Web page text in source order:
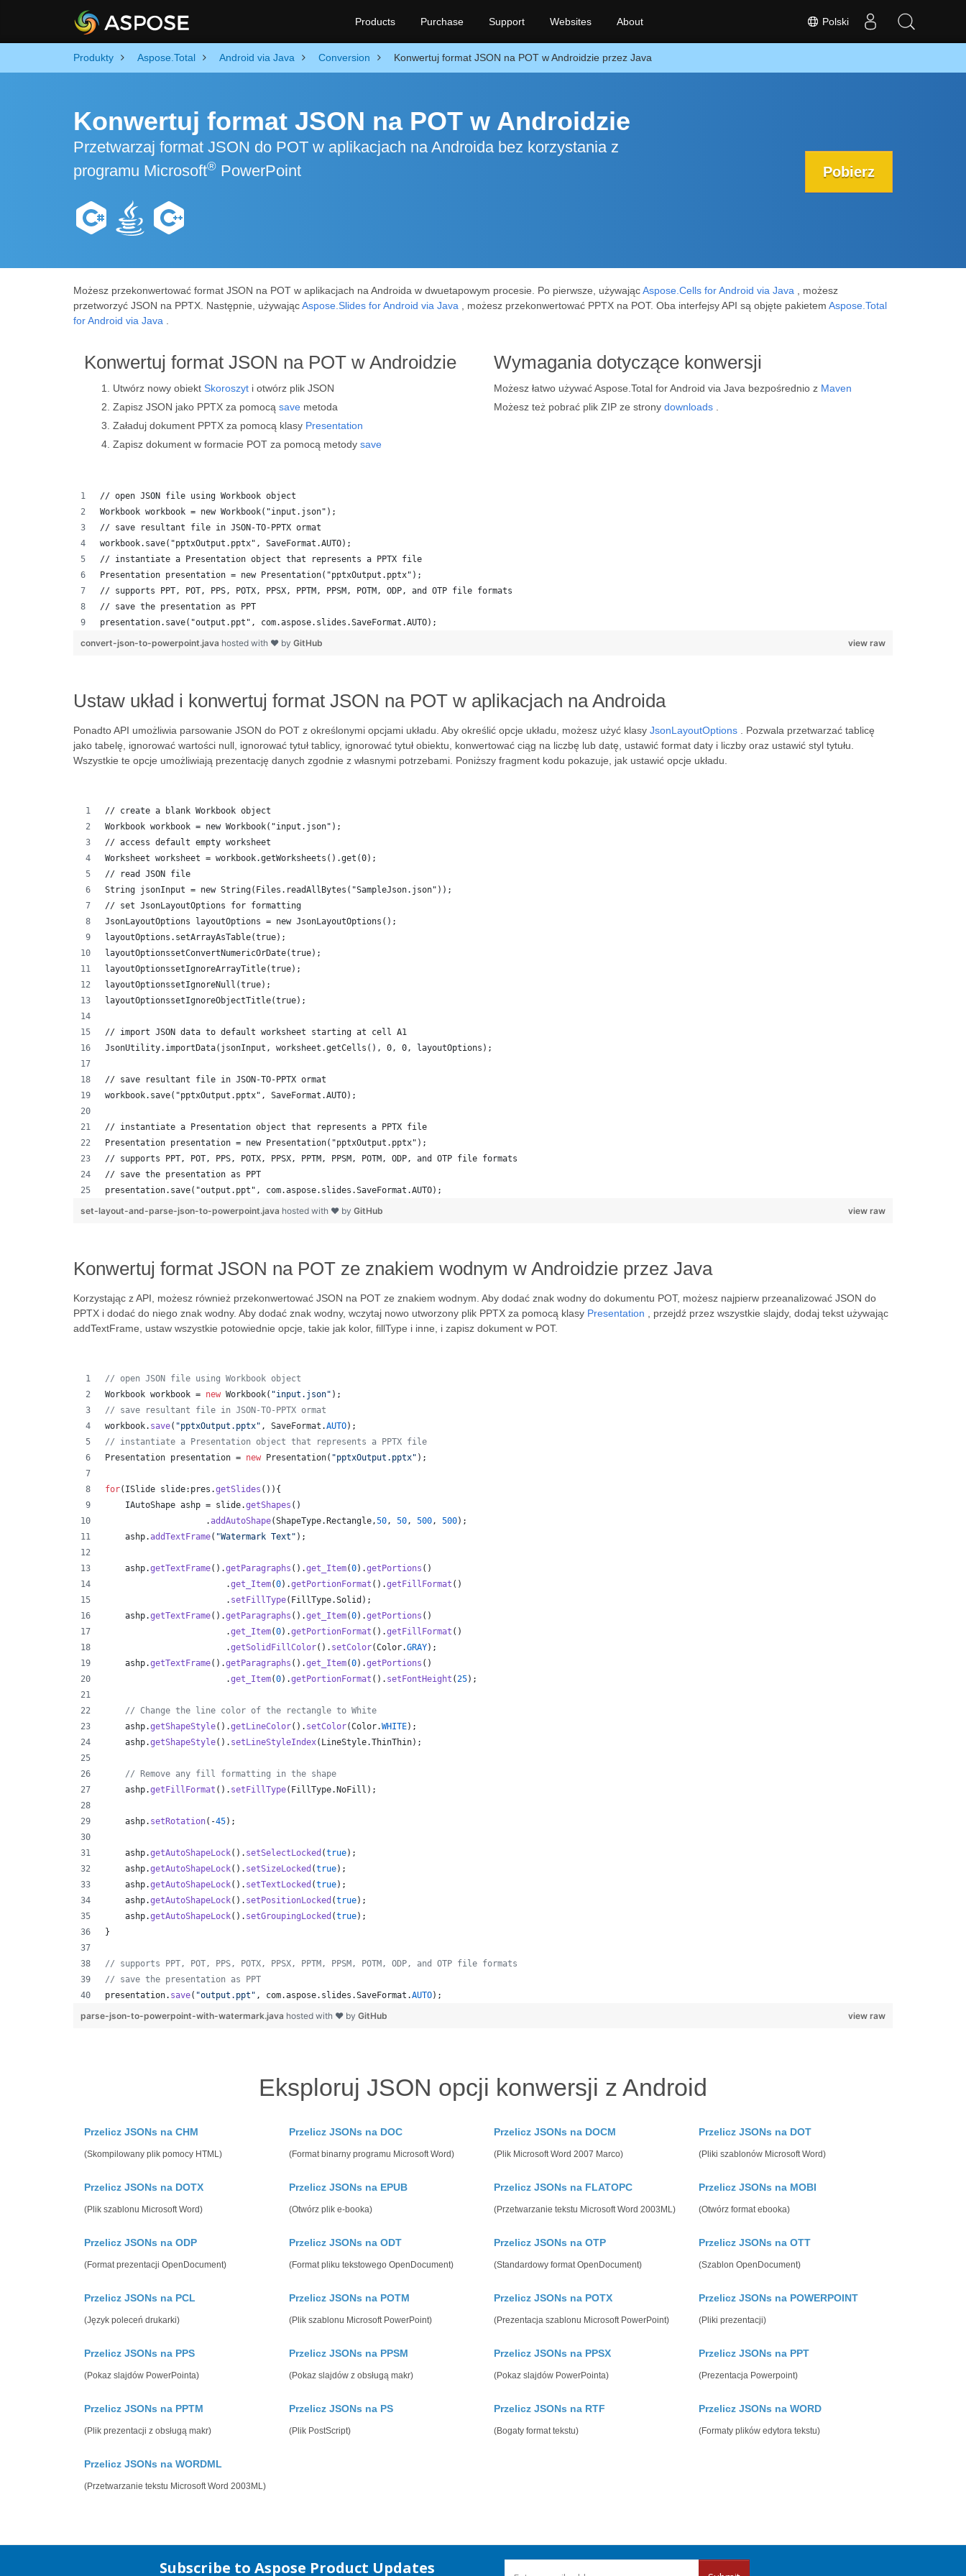
Polski
Products Purchase Support Websites About
Produkty Aspose.Total Android via Java Conversion Konwertuj format JSON na POT w Androidzie przez Java
Konwertuj format JSON na POT w Androidzie
Przetwarzaj format JSON do POT w aplikacjach na Androida bez korzystania z
programu Microsoft® PowerPoint Pobierz
Możesz przekonwertować format JSON na POT w aplikacjach na Androida w dwuetapowym procesie. Po pierwsze, używającAspose.Cells for Android via Java , możesz
przetworzyć JSON na PPTX. Następnie, używającAspose.Slides for Android via Java , możesz przekonwertować PPTX na POT. Oba interfejsy API są objęte pakietem Aspose.Total
for Android via Java
Konwertuj format JSON na POT w Androidzie
Utwórz nowy obiekt Skoroszyt i otwórz plik JSON
Zapisz JSON jako PPTX za pomocą save metoda
Załaduj dokument PPTX za pomocą klasy Presentation
Zapisz dokument w formacie POT za pomocą metody save
Wymagania dotyczące konwersji
Możesz łatwo używać Aspose.Total for Android via Java bezpośrednio z Maven
Możesz też pobrać plik ZIP ze strony downloads
// open JSON file using Workbook object
Workbook workbook = new Workbook("input.json");
// save resultant file in JSON-TO-PPTX ormat
workbook.save("pptxOutput.pptx", SaveFormat.AUTO);
// instantiate a Presentation object that represents a PPTX file
Presentation presentation = new Presentation("pptxOutput.pptx");
// supports PPT, POT, PPS, POTX, PPSX, PPTM, PPSM, POTM, ODP, and OTP file formats
// save the presentation as PPT
presentation.save("output.ppt", com.aspose.slides.SaveFormat.AUTO);
view raw
convert-json-to-powerpoint.java hosted with ❤ by GitHub
Ustaw układ i konwertuj format JSON na POT w aplikacjach na Androida
Ponadto API umożliwia parsowanie JSON do POT z określonymi opcjami układu. Aby określić opcje układu, możesz użyć klasy JsonLayoutOptions . Pozwala przetwarzać tablicę
jako tabelę, ignorować wartości null, ignorować tytuł tablicy, ignorować tytuł obiektu, konwertować ciąg na liczbę lub datę, ustawić format daty i liczby oraz ustawić styl tytułu.
Wszystkie te opcje umożliwiają prezentację danych zgodnie z własnymi potrzebami. Poniższy fragment kodu pokazuje, jak ustawić opcje układu.
// create a blank Workbook object
Workbook workbook = new Workbook("input.json");
// access default empty worksheet
Worksheet worksheet = workbook.getWorksheets().get(0);
// read JSON file
String jsonInput = new String(Files.readAllBytes("SampleJson.json"));
// set JsonLayoutOptions for formatting
JsonLayoutOptions layoutOptions = new JsonLayoutOptions();
layoutOptions.setArrayAsTable(true);
layoutOptionssetConvertNumericOrDate(true);
layoutOptionssetIgnoreArrayTitle(true);
layoutOptionssetIgnoreNull(true);
layoutOptionssetIgnoreObjectTitle(true);
// import JSON data to default worksheet starting at cell A1
JsonUtility.importData(jsonInput, worksheet.getCells(), 0, 0, layoutOptions);
// save resultant file in JSON-TO-PPTX ormat
workbook.save("pptxOutput.pptx", SaveFormat.AUTO);
// instantiate a Presentation object that represents a PPTX file
Presentation presentation = new Presentation("pptxOutput.pptx");
// supports PPT, POT, PPS, POTX, PPSX, PPTM, PPSM, POTM, ODP, and OTP file formats
// save the presentation as PPT
presentation.save("output.ppt", com.aspose.slides.SaveFormat.AUTO);
view raw
set-layout-and-parse-json-to-powerpoint.java hosted with ❤ by GitHub
Konwertuj format JSON na POT ze znakiem wodnym w Androidzie przez Java
Korzystając z API, możesz również przekonwertować JSON na POT ze znakiem wodnym. Aby dodać znak wodny do dokumentu POT, możesz najpierw przeanalizować JSON do
PPTX i dodać do niego znak wodny. Aby dodać znak wodny, wczytaj nowo utworzony plik PPTX za pomocą klasy Presentation , przejdź przez wszystkie slajdy, dodaj tekst używając
addTextFrame, ustaw wszystkie potowiednie opcje, takie jak kolor, fillType i inne, i zapisz dokument w POT.
// open JSON file using Workbook object
Workbook workbook = new Workbook( "input.json" );
// save resultant file in JSON-TO-PPTX ormat
workbook. save( "pptxOutput.pptx" , SaveFormat .AUTO);
// instantiate a Presentation object that represents a PPTX file
Presentation presentation = new Presentation( "pptxOutput.pptx" );
for( ISlide slide: pres .getSlides ()){
IAutoShape ashp = slide.getShapes ()
                    .
addAutoShape(ShapeType. Rectangle,50, 50, 500, 500);
ashp.addTextFrame( "Watermark Text" );
ashp.getTextFrame().getParagraphs ().get_Item(0).getPortions ()
                        .
get_Item(0).getPortionFormat ().getFillFormat ()
                        .
setFillType( FillType.Solid );
ashp.getTextFrame().getParagraphs ().get_Item(0).getPortions ()
                        .
get_Item(0).getPortionFormat ().getFillFormat ()
                        .
getSolidFillColor(). setColor(Color.GRAY);
ashp.getTextFrame().getParagraphs ().get_Item(0).getPortions ()
                        .
get_Item(0).getPortionFormat (). setFontHeight (25);
// Change the line color of the rectangle to White
ashp.getShapeStyle().getLineColor(). setColor(Color.WHITE);
ashp.getShapeStyle(). setLineStyleIndex( LineStyle.ThinThin);
// Remove any fill formatting in the shape
ashp.getFillFormat (). setFillType( FillType. NoFill );
ashp. setRotation(-45);
ashp.getAutoShapeLock(). setSelectLocked (true);
ashp.getAutoShapeLock(). setSizeLocked (true);
ashp.getAutoShapeLock(). setTextLocked (true);
ashp.getAutoShapeLock(). setPositionLocked (true);
ashp.getAutoShapeLock(). setGroupingLocked (true);
}
// supports PPT, POT, PPS, POTX, PPSX, PPTM, PPSM, POTM, ODP, and OTP file formats
// save the presentation as PPT
presentation. save( "output.ppt" , com.aspose. slides .SaveFormat .AUTO);
view raw
parse-json-to-powerpoint-with-watermark.java hosted with ❤ by GitHub
Eksploruj JSON opcji konwersji z Android
Przelicz JSONs na CHM
(Skompilowany plik pomocy HTML)
Przelicz JSONs na DOC
(Format binarny programu Microsoft Word)
Przelicz JSONs na DOCM
(Plik Microsoft Word 2007 Marco)
Przelicz JSONs na DOT
(Pliki szablonów Microsoft Word)
Przelicz JSONs na DOTX
(Plik szablonu Microsoft Word)
Przelicz JSONs na EPUB
(Otwórz plik e-booka)
Przelicz JSONs na FLATOPC
(Przetwarzanie tekstu Microsoft Word 2003ML)
Przelicz JSONs na MOBI
(Otwórz format ebooka)
Przelicz JSONs na ODP
(Format prezentacji OpenDocument)
Przelicz JSONs na ODT
(Format pliku tekstowego OpenDocument)
Przelicz JSONs na OTP
(Standardowy format OpenDocument)
Przelicz JSONs na OTT
(Szablon OpenDocument)
Przelicz JSONs na PCL
(Język poleceń drukarki)
Przelicz JSONs na POTM
(Plik szablonu Microsoft PowerPoint)
Przelicz JSONs na POTX
(Prezentacja szablonu Microsoft PowerPoint)
Przelicz JSONs na POWERPOINT
(Pliki prezentacji)
Przelicz JSONs na PPS
(Pokaz slajdów PowerPointa)
Przelicz JSONs na PPSM
(Pokaz slajdów z obsługą makr)
Przelicz JSONs na PPSX
(Pokaz slajdów PowerPointa)
Przelicz JSONs na PPT
(Prezentacja Powerpoint)
Przelicz JSONs na PPTM
(Plik prezentacji z obsługą makr)
Przelicz JSONs na PS
(Plik PostScript)
Przelicz JSONs na RTF
(Bogaty format tekstu)
Przelicz JSONs na WORD
(Formaty plików edytora tekstu)
Przelicz JSONs na WORDML
(Przetwarzanie tekstu Microsoft Word 2003ML)
Subscribe to Aspose Product Updates